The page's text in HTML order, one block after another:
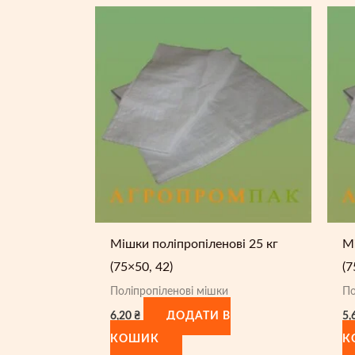
Мішки поліпропіленові 25 кг
(75×50, 42)
Поліпропіленові мішки
6,20₴ ДОДАТИ В
КОШИК